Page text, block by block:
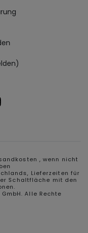
, wenn nicht
Lieferzeiten für
Schaltfläche mit den
Alle Rechte